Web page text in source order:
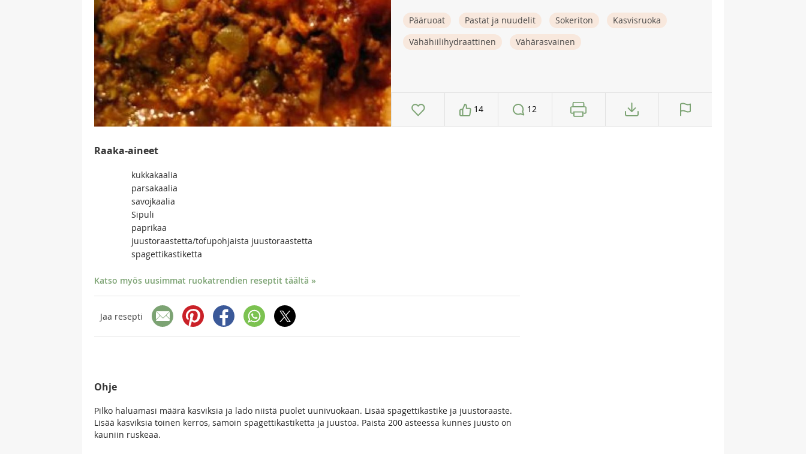
Pääruoat Pastat ja nuudelit Sokeriton
Kasvisruoka
Vähähiilihydraattinen
Vähärasvainen
14 12
Raaka-aineet
kukkakaalia
parsakaalia
savojkaalia
Sipuli
paprikaa
juustoraastetta/tofupohjaista juustoraastetta
spagettikastiketta
Katso myös uusimmat ruokatrendien reseptit täältä »
Jaa resepti
Ohje
Pilko haluamasi määrä kasviksia ja lado niistä puolet uunivuokaan. Lisää spagettikastike ja juustoraaste.
Lisää kasviksia toinen kerros, samoin spagettikastiketta ja juustoa. Paista 200 asteessa kunnes juusto on
kauniin ruskeaa.